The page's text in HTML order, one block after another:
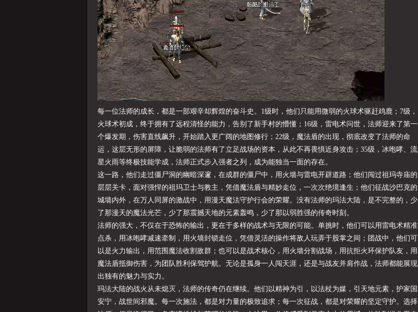
每一位法师的成长，都是一部艰辛却辉煌的奋斗史。1级时，他们只能用微弱的火球术驱赶鸡鹿；7级，
火球术初成，终于拥有了远程清怪的能力，告别了新手村的懵懂；16级，雷电术问世，法师迎来了第一
个爆发期，伤害直线飙升，开始踏入更广阔的地图修行；22级，魔法盾的出现，彻底改变了法师的命
运，这层无形的屏障，让脆弱的法师有了立足战场的资本，从此不再畏惧近身攻击；35级，冰咆哮、流
星火雨等终极技能学成，法师正式步入强者之列，成为能独当一面的存在。
这一路，他们走过僵尸洞的幽暗深邃，在成群的僵尸中，用火墙与雷电开辟道路；他们闯过祖玛寺庙的
层层关卡，面对强悍的祖玛卫士与教主，凭借魔法盾与精妙走位，一次次绝境逢生；他们征战沙巴克的
城墙内外，在万人同屏的激战中，用漫天魔法守护行会的荣耀。没有法师的玛法大陆，是不完整的，少
了那漫天的魔法光芒，少了那震撼天地的元素轰鸣，少了那以弱胜强的传奇时刻。
法师的强大，不仅在于恐怖的输出，更在于多样的战术与无限的可能。单挑时，他们可以用雷电术精准
点杀，用冰咆哮减速牵制，用火墙封锁走位，凭借灵活的操作将敌人玩弄于股掌之间；团战中，他们可
以是火力输出，用范围魔法收割敌群；也可以是战术核心，用火墙分割战场，用抗拒火环保护队友，用
魔法盾抵御伤害，为团队胜利保驾护航。无论是孤身一人闯天涯，还是与战友并肩作战，法师都能展现
出独有的魅力与实力。
玛法大陆的战火从未熄灭，法师的传奇仍在继续。他们以精神为引，以法杖为媒，引天地元素，护家国
安宁，战世间邪魔。每一次施法，都是对力量的极致追求；每一次征战，都是对荣耀的坚定守护。选择